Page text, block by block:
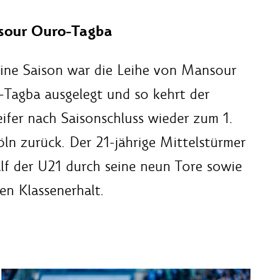
Ouro-Tagba
Saison war die Leihe von Mansour
ausgelegt und so kehrt der
nach Saisonschluss wieder zum 1.
zurück. Der 21-jährige Mittelstürmer
der U21 durch seine neun Tore sowie
Klassenerhalt.